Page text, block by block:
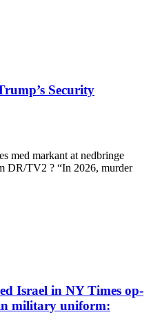
Security
med markant at nedbringe
DR/TV2 ? “In 2026, murder
Israel in NY Times op-
in military uniform: